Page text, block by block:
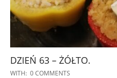
DZIEŃ 63 – ŻÓŁTO.
2022-
WITH: 0 COMMENTS